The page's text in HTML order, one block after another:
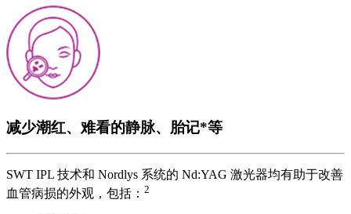
减少潮红、难看的静脉、胎记*等
SWT IPL 技术和 Nordlys 系统的 Nd:YAG 激光器均有助于改善
血管病损的外观，包括： 2